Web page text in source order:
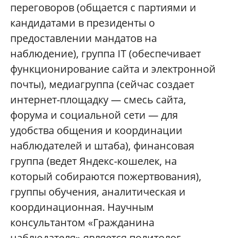
переговоров (общается с партиями и
кандидатами в президенты о
предоставлении мандатов на
наблюдение), группа IT (обеспечивает
функционирование сайта и электронной
почты), медиагруппа (сейчас создает
интернет-площадку — смесь сайта,
форума и социальной сети — для
удобства общения и координации
наблюдателей и штаба), финансовая
группа (ведет Яндекс-кошелек, на
который собираются пожертвования),
группы обучения, аналитическая и
координационная. Научным
консультантом «Гражданина